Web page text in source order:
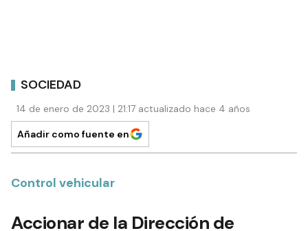
SOCIEDAD
14 de enero de 2023 | 21:17 actualizado hace 4 años
Añadir como fuente en
Control vehicular
Accionar de la Dirección de